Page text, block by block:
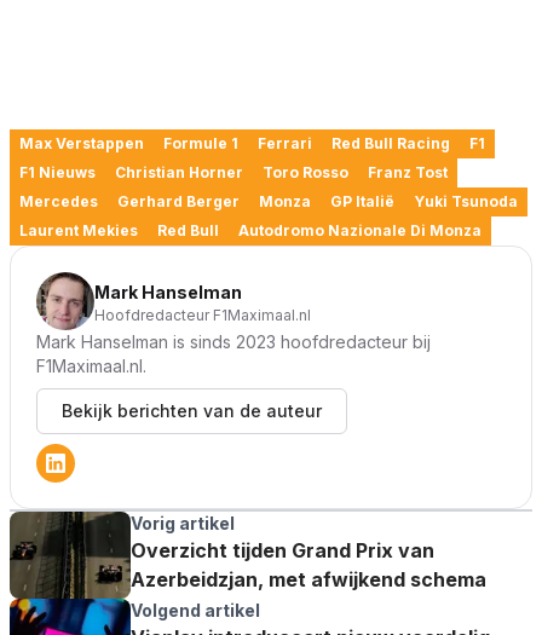
Max Verstappen Formule 1 Ferrari Red Bull Racing
F1
F1 Nieuws
Christian Horner Toro Rosso
Franz Tost
Mercedes
Gerhard Berger Monza GP Italië
Yuki Tsunoda
Laurent Mekies
Red Bull Autodromo Nazionale Di Monza
Mark Hanselman
Hoofdredacteur F1Maximaal.nl
Mark Hanselman is sinds 2023 hoofdredacteur bij
F1Maximaal.nl.
Bekijk berichten van de auteur
Vorig artikel
Overzicht tijden Grand Prix van
Azerbeidzjan, met afwijkend schema
Volgend artikel